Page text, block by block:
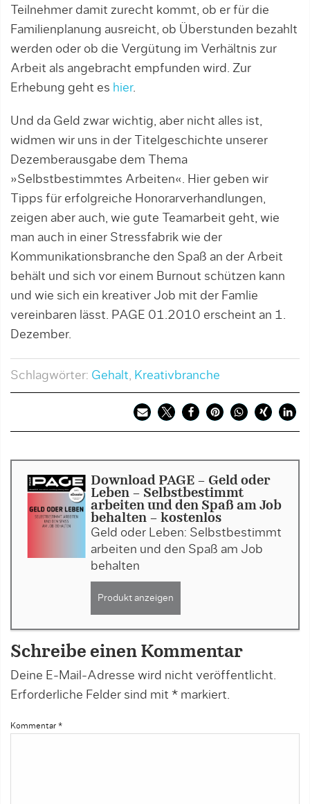
Teilnehmer damit zurecht kommt, ob er für die
Familienplanung ausreicht, ob Überstunden bezahlt
werden oder ob die Vergütung im Verhältnis zur
Arbeit als angebracht empfunden wird. Zur
Erhebung geht es hier.
Und da Geld zwar wichtig, aber nicht alles ist,
widmen wir uns in der Titelgeschichte unserer
Dezemberausgabe dem Thema
»Selbstbestimmtes Arbeiten«. Hier geben wir
Tipps für erfolgreiche Honorarverhandlungen,
zeigen aber auch, wie gute Teamarbeit geht, wie
man auch in einer Stressfabrik wie der
Kommunikationsbranche den Spaß an der Arbeit
behält und sich vor einem Burnout schützen kann
und wie sich ein kreativer Job mit der Famlie
vereinbaren lässt. PAGE 01.2010 erscheint an 1.
Dezember.
Schlagwörter: Gehalt, Kreativbranche
Download PAGE - Geld oder
Leben – Selbstbestimmt
arbeiten und den Spaß am Job
behalten - kostenlos
Geld oder Leben: Selbstbestimmt
arbeiten und den Spaß am Job
behalten
Produkt anzeigen
Schreibe einen Kommentar
Deine E-Mail-Adresse wird nicht veröffentlicht.
Erforderliche Felder sind mit * markiert.
Kommentar *